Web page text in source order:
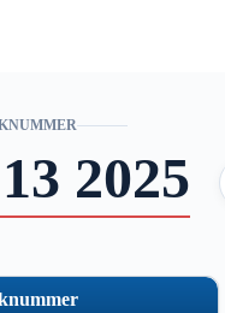
2025